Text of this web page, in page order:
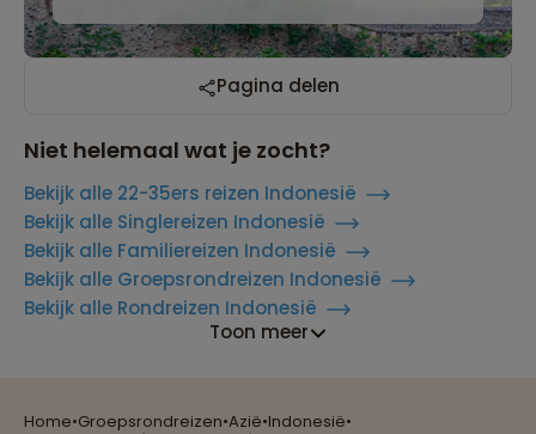
Home•Groepsrondreizen•Azië•Indonesië•
Pagina delen
Niet helemaal wat je zocht?
Bekijk alle 22-35ers reizen Indonesië
Bekijk alle Singlereizen Indonesië
Bekijk alle Familiereizen Indonesië
Bekijk alle Groepsrondreizen Indonesië
Bekijk alle Rondreizen Indonesië
Toon meer
Reizen met oog voor mens, cultuur en milieu